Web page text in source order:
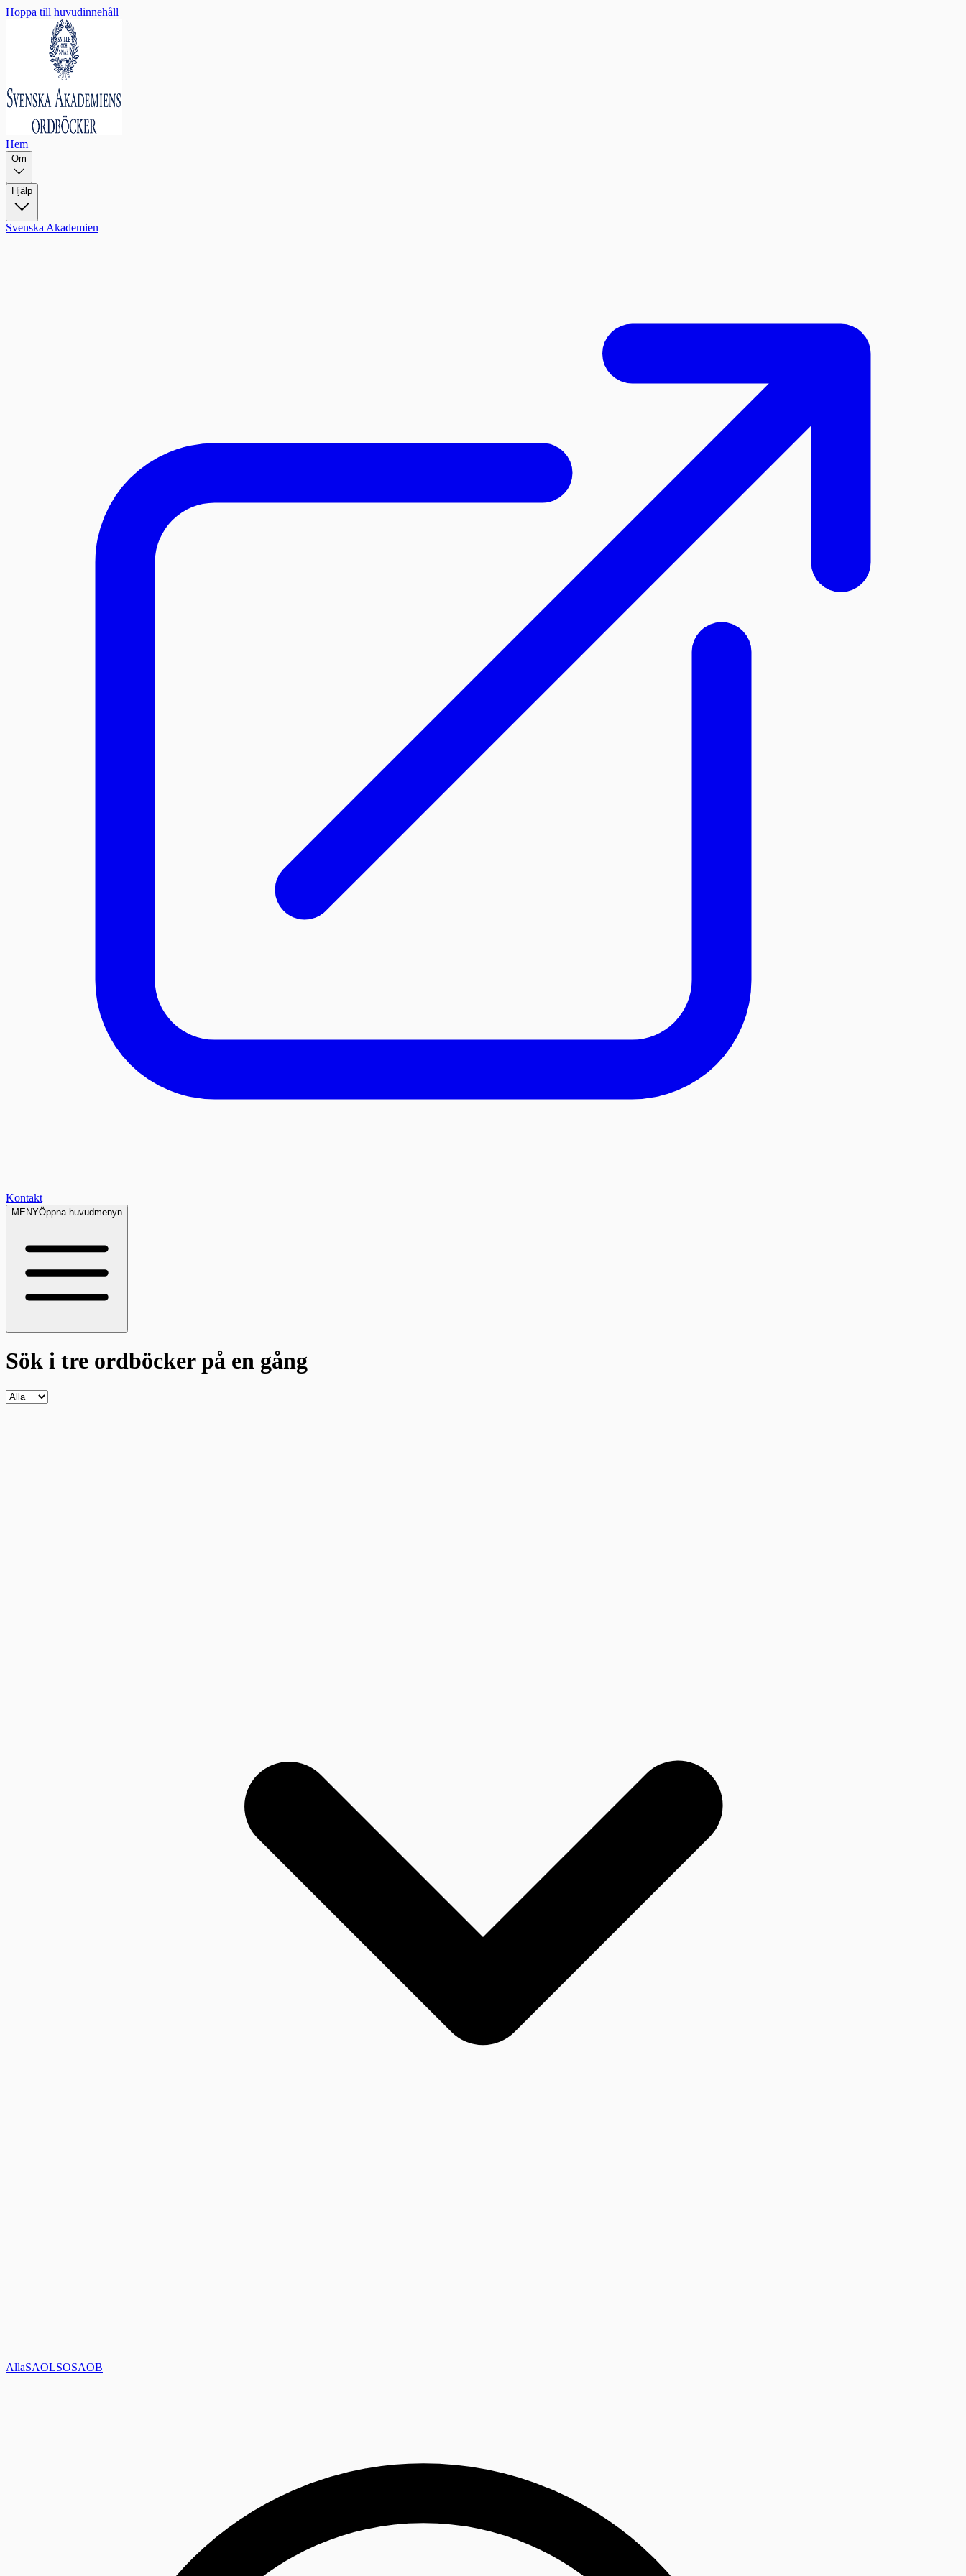
Hoppa till huvudinnehåll
Hem
Om
Hjälp
Svenska Akademien
Kontakt
MENYÖppna huvudmenyn
Sök i tre ordböckerpå en gång
AllaSAOLSOSAOB